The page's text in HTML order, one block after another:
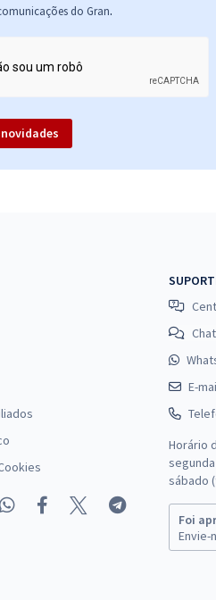
do Gran.
novidades
Chat
E-
Horário
sábado
Foi
Envie-